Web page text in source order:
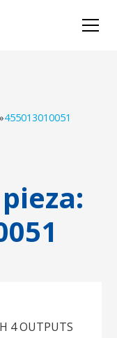
»455013010051
4 OUTPUTS